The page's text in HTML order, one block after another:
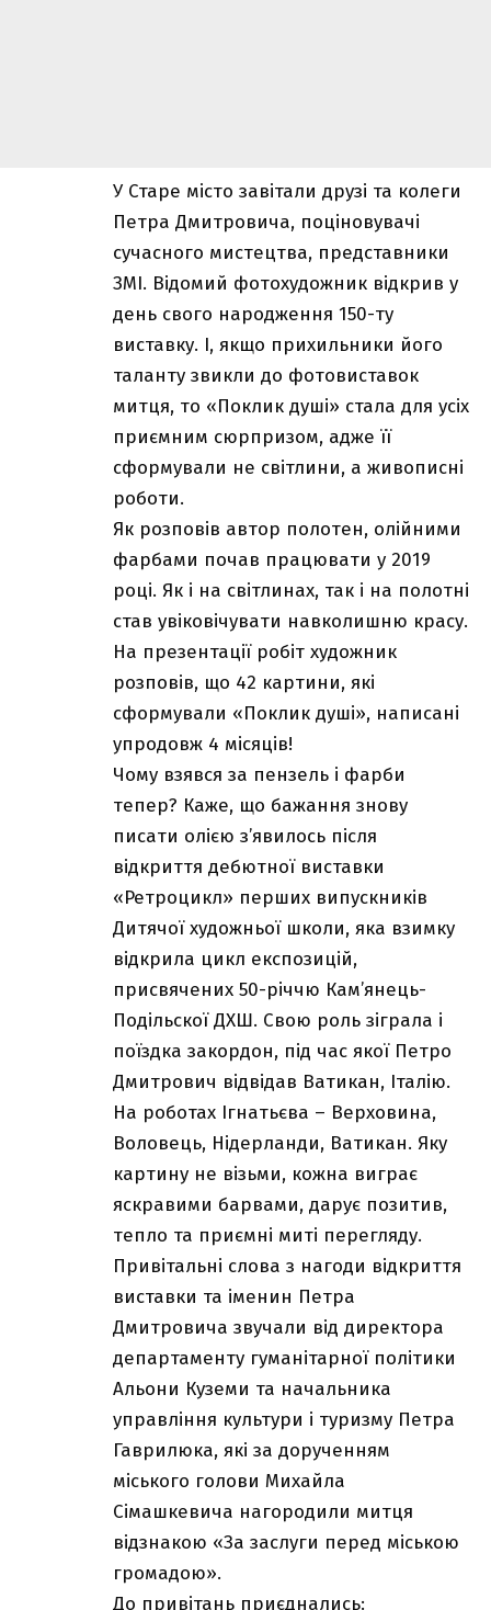
У Старе місто завітали друзі та колеги
Петра Дмитровича, поціновувачі
сучасного мистецтва, представники
ЗМІ. Відомий фотохудожник відкрив у
день свого народження 150-ту
виставку. І, якщо прихильники його
таланту звикли до фотовиставок
митця, то «Поклик душі» стала для усіх
приємним сюрпризом, адже її
сформували не світлини, а живописні
роботи.
Як розповів автор полотен, олійними
фарбами почав працювати у 2019
році. Як і на світлинах, так і на полотні
став увіковічувати навколишню красу.
На презентації робіт художник
розповів, що 42 картини, які
сформували «Поклик душі», написані
упродовж 4 місяців!
Чому взявся за пензель і фарби
тепер? Каже, що бажання знову
писати олією з’явилось після
відкриття дебютної виставки
«Ретроцикл» перших випускників
Дитячої художньої школи, яка взимку
відкрила цикл експозицій,
присвячених 50-річчю Кам’янець-
Подільскої ДХШ. Свою роль зіграла і
поїздка закордон, під час якої Петро
Дмитрович відвідав Ватикан, Італію.
На роботах Ігнатьєва – Верховина,
Воловець, Нідерланди, Ватикан. Яку
картину не візьми, кожна виграє
яскравими барвами, дарує позитив,
тепло та приємні миті перегляду.
Привітальні слова з нагоди відкриття
виставки та іменин Петра
Дмитровича звучали від директора
департаменту гуманітарної політики
Альони Куземи та начальника
управління культури і туризму Петра
Гаврилюка, які за дорученням
міського голови Михайла
Сімашкевича нагородили митця
відзнакою «За заслуги перед міською
громадою».
До привітань приєднались: